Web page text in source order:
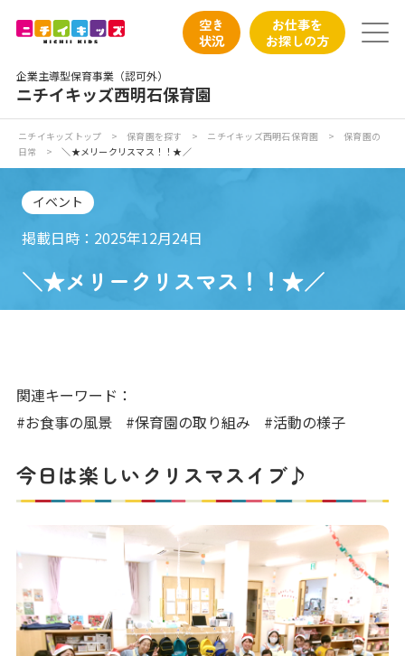
企業主導型保育事業（認可外）
ニチイキッズ西明石保育園
空き
状況
お仕事を
お探しの方
ニチイが大切にしていること
お食事
入園の概要
写真販売サービス
各種書類
よくあるご質問
保育園に関するお問い合わせ
ニチイキッズトップ > 保育園を探す > ニチイキッズ西明石保育園 >
保育園の
日常
> ＼★メリークリスマス！！★／
イベント
掲載日時：2025年12月24日
＼★メリークリスマス！！★／
関連キーワード：
#お食事の風景
#保育園の取り組み #活動の様子
今日は楽しいクリスマスイブ♪